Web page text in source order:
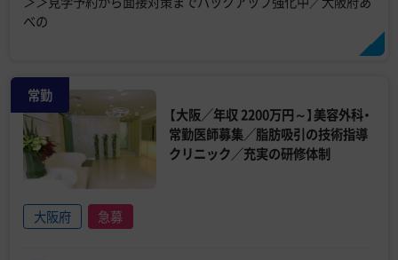
べの
常勤
【大阪／年収 2200万円～】美容外科・
常勤医師募集／脂肪吸引の技術指導
クリニック／充実の研修体制
大阪府 急募